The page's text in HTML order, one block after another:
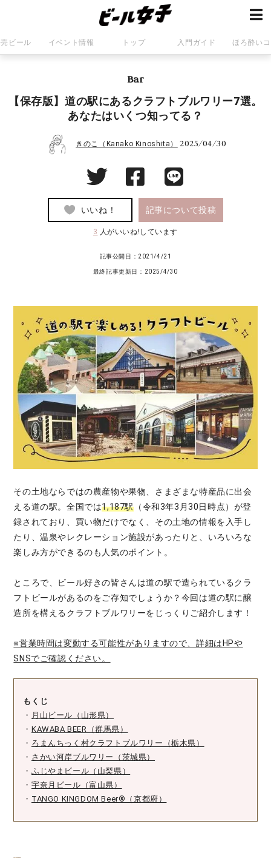
ビール イベント情報 トップ 入門ガイド ほろ酔い
Bar
【保存版】道の駅にあるクラフトブルワリー7選。
あなたはいくつ知ってる？
きのこ（Kanako Kinoshita） 2025/04/30
いいね！ 記事について投稿
3 人がいいね!しています
記事公開日：2021/4/21
最終記事更新日：2025/4/30
その土地ならではの農産物や果物、さまざまな特産品に出会
える道の駅。全国では1,187駅 （令和3年3月30日時点）が登
録されており、買い物だけでなく、その土地の情報を入手し
たり、温泉やレクレーション施設があったりと、いろいろな
楽しみ方ができるのも人気のポイント。
ところで、ビール好きの皆さんは道の駅で造られているクラ
フトビールがあるのをご存知でしょうか？今回は道の駅に醸
造所を構えるクラフトブルワリーをじっくりご紹介します！
※営業時間は変動する可能性がありますので、詳細はHPや
SNSでご確認ください。
もくじ
・ 月山ビール（山形県）
・ KAWABA BEER（群馬県）
・ ろまんちっく村クラフトブルワリー（栃木県）
・ さかい河岸ブルワリー（茨城県）
・ ふじやまビール（山梨県）
・ 宇奈月ビール（富山県）
・ TANGO KINGDOM Beer®（京都府）